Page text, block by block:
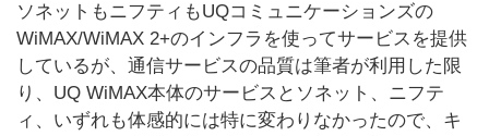
ソネットもニフティもUQコミュニケーションズの
WiMAX/WiMAX 2+のインフラを使ってサービスを提供
しているが、通信サービスの品質は筆者が利用した限
り、UQ WiMAX本体のサービスとソネット、ニフテ
ィ、いずれも体感的には特に変わりなかったので、キ